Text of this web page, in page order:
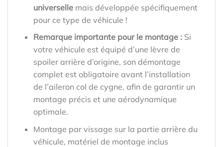
universellemais développée spécifiquement
pour ce type de véhicule !
Remarque importante pour le montage : Si
votre véhicule est équipé d’une lèvre de
spoiler arrière d’origine, son démontage
complet est obligatoire avant l’installation
de l’aileron col de cygne, afin de garantir un
montage précis et une aérodynamique
optimale.
Montage par vissage sur la partie arrière du
véhicule, matériel de montage inclus